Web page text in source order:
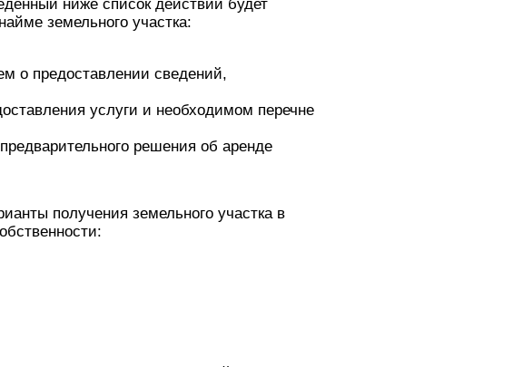
ниже список действий будет
земельного участка:
о предоставлении сведений,
услуги и необходимом перечне
решения об аренде
получения земельного участка в